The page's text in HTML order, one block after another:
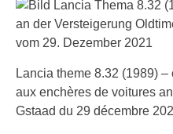
Lancia theme 8.32 (1989)
aux enchères de voitures
Gstaad du 29 décembre